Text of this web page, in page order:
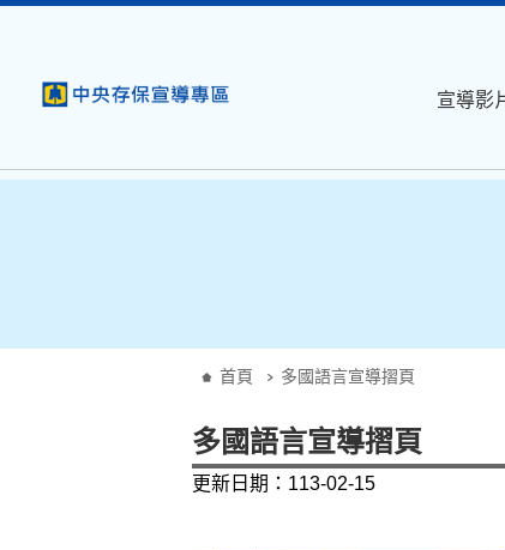
宣導影
首頁 多國語言宣導摺頁
多國語言宣導摺頁
更新日期：113-02-15